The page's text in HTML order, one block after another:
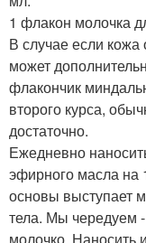
1 флакон молочка
В случае если
может
флакончик
второго курса,
достаточно.
Ежедневно
эфирного масла на
основы выступает
тела. Мы чередуем